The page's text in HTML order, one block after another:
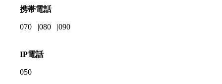
携帯電話
070 080 090
IP電話
050